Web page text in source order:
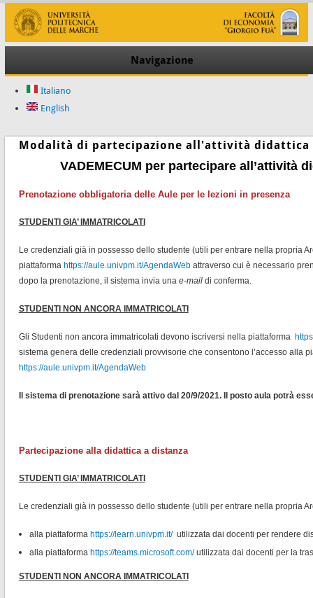
Navigazione
Italiano
English
Modalità di partecipazione all'attività didattica
VADEMECUM per partecipare all’attività
Prenotazione obbligatoria delle Aule per le lezioni in presenza
STUDENTI GIA’ IMMATRICOLATI
Le credenziali già in possesso dello studente (utili per entrare nella propria
piattaforma https://aule.univpm.it/AgendaWebattraverso cui è necessario
dopo la prenotazione, il sistema invia una e-mail di conferma.
STUDENTI NON ANCORA IMMATRICOLATI
Gli Studenti non ancora immatricolati devono iscriversi nella piattaforma
sistema genera delle credenziali provvisorie che consentono l’accesso alla
https://aule.univpm.it/AgendaWeb
Il sistema di prenotazione sarà attivo dal 20/9/2021. Il posto aula potrà
Partecipazione alla didattica a distanza
STUDENTI GIA’ IMMATRICOLATI
Le credenziali già in possesso dello studente (utili per entrare nella propria
alla piattaforma https://learn.univpm.it/utilizzata dai docenti per rendere
alla piattaforma https://teams.microsoft.com/utilizzata dai docenti per la
STUDENTI NON ANCORA IMMATRICOLATI